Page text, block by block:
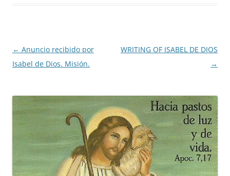
Navegación
de
← Anuncio recibido por
Isabel de Dios. Misión.
WRITING OF ISABEL DE DIOS
→